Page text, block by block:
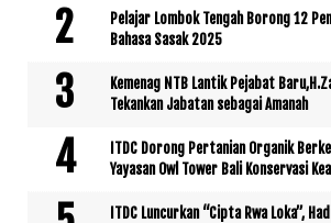
Pelajar Lombok Tengah Borong 12
Bahasa Sasak 2025
Kemenag NTB Lantik Pejabat
Tekankan Jabatan sebagai Amanah
ITDC Dorong Pertanian Organik
Yayasan Owl Tower Bali Konservasi
ITDC Luncurkan “Cipta Rwa Loka”,